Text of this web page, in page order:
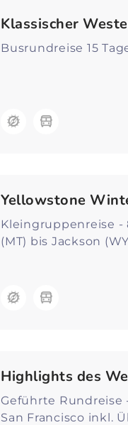
Klassischer
Busrundreise 15
Yellowstone
Kleingruppenreise -
(MT) bis Jackson
Highlights des
Geführte Rundreise
San Francisco inkl.